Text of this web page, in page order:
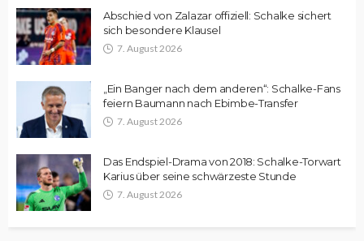
Abschied von Zalazar offiziell: Schalke sichert
sich besondere Klausel
7. August 2026
„Ein Banger nach dem anderen“: Schalke-Fans
feiern Baumann nach Ebimbe-Transfer
7. August 2026
Das Endspiel-Drama von 2018: Schalke-Torwart
Karius über seine schwärzeste Stunde
7. August 2026